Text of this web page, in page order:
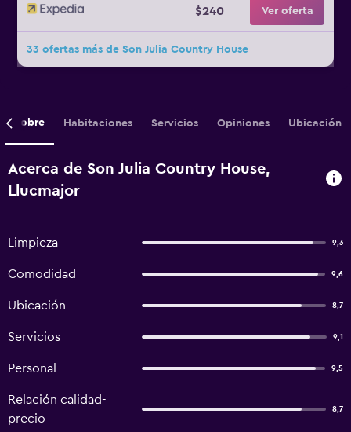
$240 Ver oferta
33 ofertas más de Son Julia Country House
Sobre Habitaciones Servicios Opiniones Ubicación
Acerca de Son Julia Country House,
Llucmajor
Limpieza 9,3
Comodidad 9,6
Ubicación 8,7
Servicios 9,1
Personal 9,5
Relación calidad-
precio
8,7